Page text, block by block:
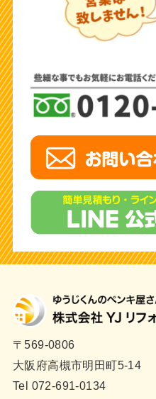
〒569-0806
大阪府高槻市明田町5-14
Tel 072-691-0134